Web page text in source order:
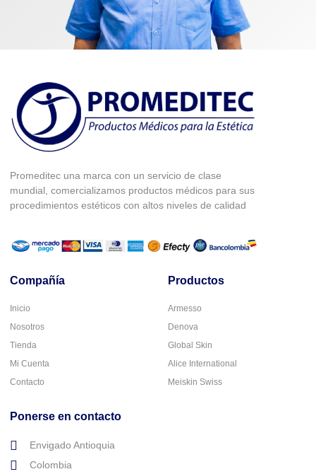
Promeditec una marca con un servicio de clase
mundial, comercializamos productos médicos para sus
procedimientos estéticos con altos niveles de calidad
Compañía
Inicio
Nosotros
Tienda
Mi Cuenta
Contacto
Productos
Armesso
Denova
Global Skin
Alice International
Meiskin Swiss
Ponerse en contacto
Envigado Antioquia
Colombia